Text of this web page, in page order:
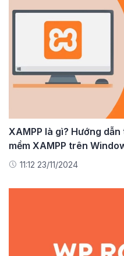
XAMPP là gì? Hướng
mềm XAMPP trên
11:12 23/11/2024